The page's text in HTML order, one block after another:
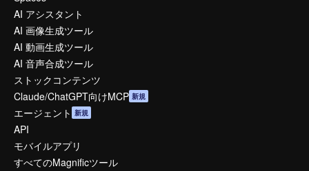
AI アシスタント
AI 画像生成ツール
AI 動画生成ツール
AI 音声合成ツール
ストックコンテンツ
Claude/ChatGPT向けMCP 新規
エージェント 新規
API
モバイルアプリ
すべてのMagnificツール